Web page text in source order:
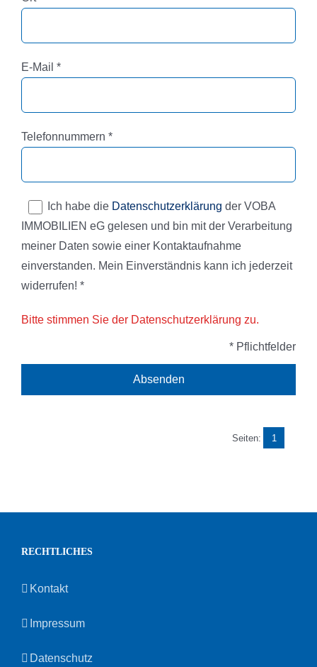
E-Mail Pflichtfeld
*
Telefonnummern Pflichtfeld
*
Ich habe die Datenschutzerklärung der VOBA
IMMOBILIEN eG gelesen und bin mit der Verarbeitung
meiner Daten sowie einer Kontaktaufnahme
einverstanden. Mein Einverständnis kann ich jederzeit
widerrufen! *
Bitte stimmen Sie der Datenschutzerklärung zu.
* Pflichtfelder
Seiten: 1
RECHTLICHES
Kontakt
Impressum
Datenschutz